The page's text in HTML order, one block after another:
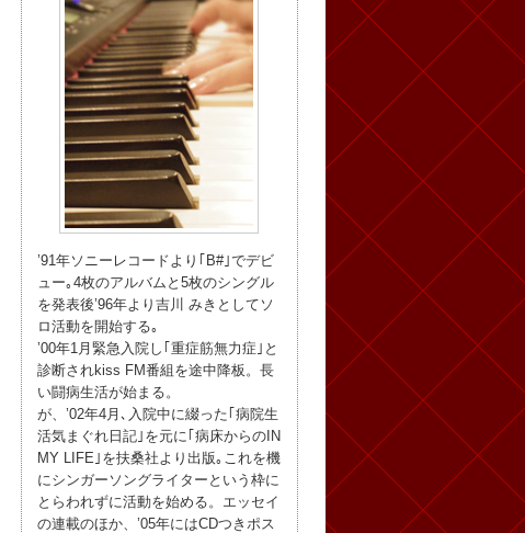
’91年ソニーレコードより｢B#｣でデビ
ュー｡4枚のアルバムと5枚のシングル
を発表後’96年より吉川 みきとしてソ
ロ活動を開始する｡
’00年1月緊急入院し｢重症筋無力症｣と
診断されkiss FM番組を途中降板。長
い闘病生活が始まる。
が、’02年4月､入院中に綴った｢病院生
活気まぐれ日記｣を元に｢病床からのIN
MY LIFE｣を扶桑社より出版｡これを機
にシンガーソングライターという枠に
とらわれずに活動を始める。エッセイ
の連載のほか、’05年にはCDつきポス